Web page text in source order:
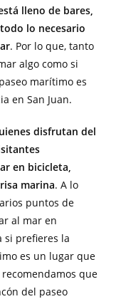
lleno de bares,
lo necesario
. Por lo que, tanto
algo como si
marítimo es
en San Juan.
disfrutan del
en bicicleta,
marina. A lo
puntos de
al mar en
si prefieres la
es un lugar que
que
del paseo